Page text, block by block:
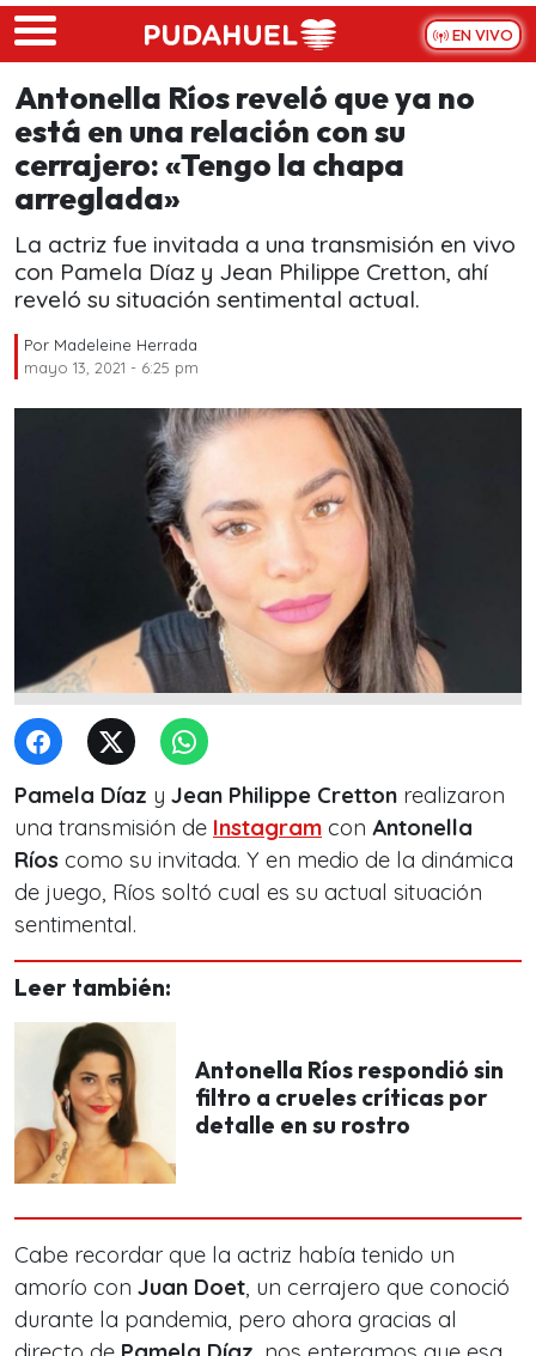
Skip to main content
EN VIVO
Antonella Ríos reveló que ya no
está en una relación con su
cerrajero: «Tengo la chapa
arreglada»
La actriz fue invitada a una transmisión en vivo
con Pamela Díaz y Jean Philippe Cretton, ahí
reveló su situación sentimental actual.
Por Madeleine Herrada
mayo 13, 2021 - 6:25 pm
Pamela Díaz y Jean Philippe Cretton realizaron
una transmisión de Instagram con Antonella
Ríos como su invitada. Y en medio de la dinámica
de juego, Ríos soltó cual es su actual situación
sentimental.
Leer también:
Antonella Ríos respondió sin
filtro a crueles críticas por
detalle en su rostro
Cabe recordar que la actriz había tenido un
amorío con Juan Doet, un cerrajero que conoció
durante la pandemia, pero ahora gracias al